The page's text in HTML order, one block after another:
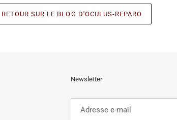
RETOUR SUR LE BLOG D'OCULUS-REPARO
Newsletter